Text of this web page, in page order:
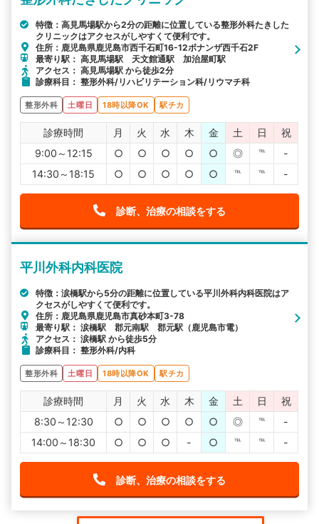
特徴：高見馬場駅から2分の距離に位置している整形外科たきした
クリニックはアクセスがしやすくて便利です。
住所：鹿児島県鹿児島市西千石町16-12ボナンザ西千石2F
最寄り駅： 高見馬場駅 天文館通駅 加治屋町駅
アクセス： 高見馬場駅 から徒歩2分
診療科目： 整形外科/リハビリテーション科/リウマチ科
整形外科 土曜日 18時以降OK 駅チカ
診療時間 月 火 水 木 金 土 日
祝
9:00～12:15
○ ○ ○ ○ ○ ◎ ℡
-
14:30～18:15
○ ○ ○ ○ ○ ℡ ℡ -
診断、治療の相談をする
平川外科内科医院
特徴：涙橋駅から5分の距離に位置している平川外科内科医院はア
クセスがしやすくて便利です。
住所：鹿児島県鹿児島市真砂本町3-78
最寄り駅： 涙橋駅 郡元南駅 郡元駅（鹿児島市電）
アクセス： 涙橋駅 から徒歩5分
診療科目： 整形外科/内科
整形外科 土曜日 18時以降OK 駅チカ
診療時間 月 火 水 木 金 土 日
祝
8:30～12:30
○ ○ ○ ○ ○ ◎ ℡
-
14:00～18:30
○ ○ ○ - ○ ℡ ℡ -
診断、治療の相談をする